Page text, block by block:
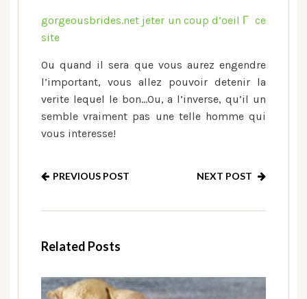
gorgeousbrides.net jeter un coup d’oeil Г ce
site
Ou quand il sera que vous aurez engendre
l’important, vous allez pouvoir detenir la
verite lequel le bon…Ou, a l’inverse, qu’il un
semble vraiment pas une telle homme qui
vous interesse!
PREVIOUS POST NEXT POST
Related Posts